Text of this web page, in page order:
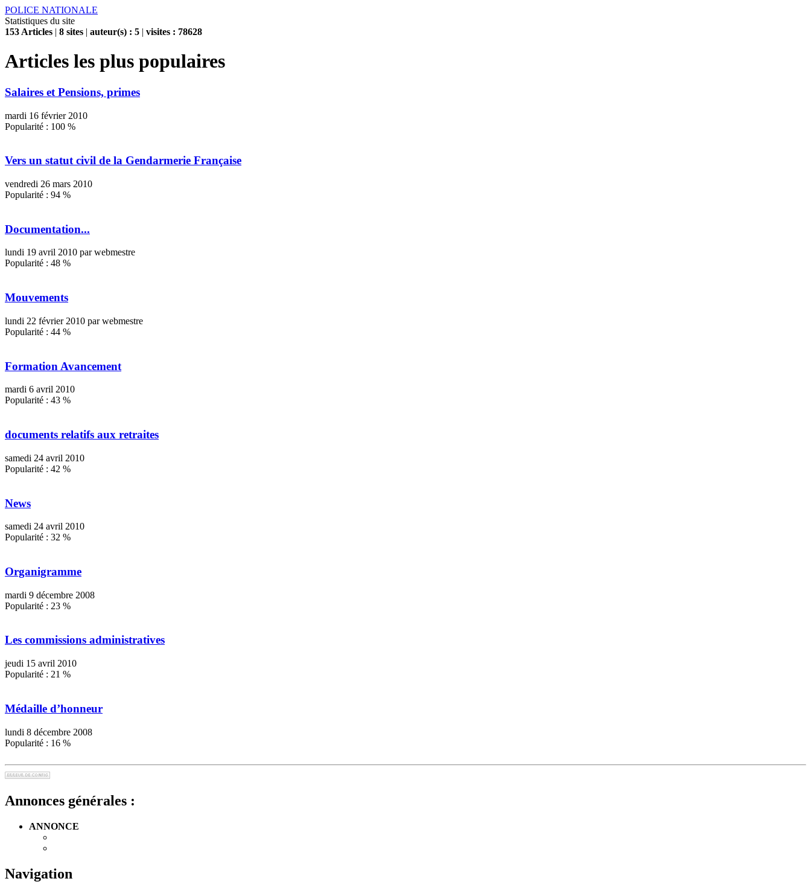
POLICE NATIONALE
Statistiques du site
153 Articles | 8 sites | auteur(s) : 5 | visites : 78628
Articles les plus populaires
Salaires et Pensions, primes
mardi 16 février 2010
Popularité : 100 %
Vers un statut civil de la Gendarmerie Française
vendredi 26 mars 2010
Popularité : 94 %
Documentation...
lundi 19 avril 2010 par webmestre
Popularité : 48 %
Mouvements
lundi 22 février 2010 par webmestre
Popularité : 44 %
Formation Avancement
mardi 6 avril 2010
Popularité : 43 %
documents relatifs aux retraites
samedi 24 avril 2010
Popularité : 42 %
News
samedi 24 avril 2010
Popularité : 32 %
Organigramme
mardi 9 décembre 2008
Popularité : 23 %
Les commissions administratives
jeudi 15 avril 2010
Popularité : 21 %
Médaille d’honneur
lundi 8 décembre 2008
Popularité : 16 %
Annonces générales :
ANNONCE
Navigation